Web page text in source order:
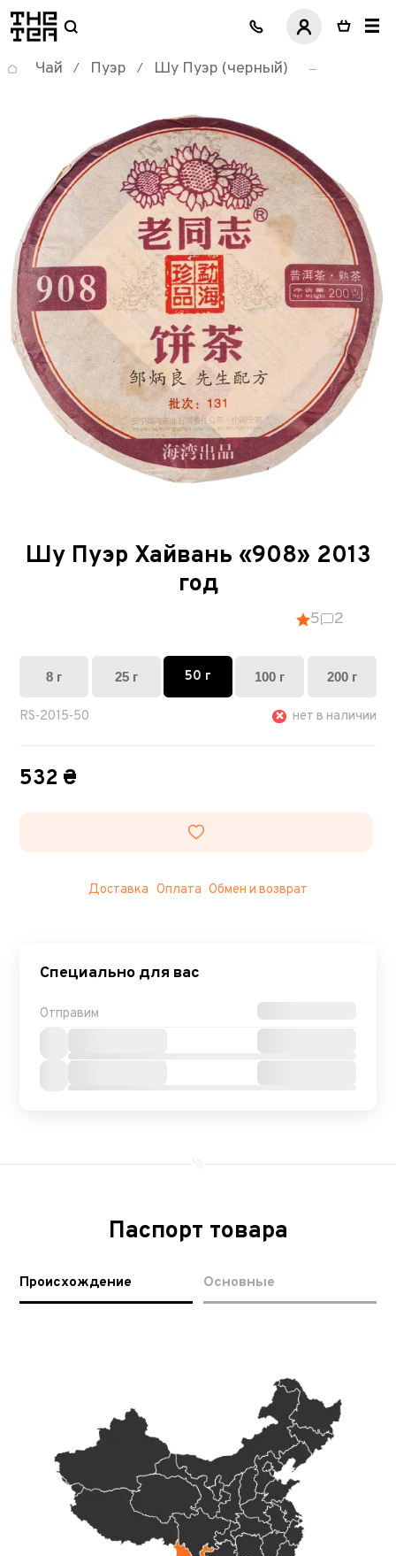
логотип
Чай / Пуэр / Шу Пуэр (черный)
Шу Пуэр Хайвань «908» 2013
год
5 2
8 г 25 г 50 г 100 г 200 г
RS-2015-50 нет в наличии
532 ₴
Доставка Оплата Обмен и возврат
Специально для вас
Отправим
Паспорт товара
Происхождение Основные